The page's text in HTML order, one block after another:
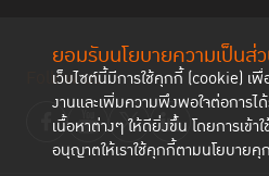
ยอมรับนโยบายความเป็นส่
เว็บไซต์นี้มีการใช้คุกกี้ (cookie)
งานและเพิ่มความพึงพอใจต่อการไ
เนื้อหาต่างๆ ให้ดียิ่งขึ้น โดยการเข้า
อนุญาตให้เราใช้คุกกี้ตามนโยบายคุ
Follow us